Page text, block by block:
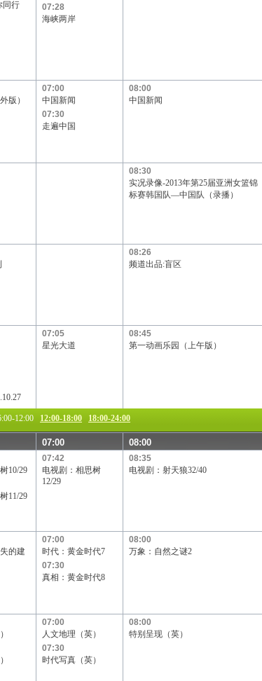
同行
07:28
海峡两岸
版）
07:00
中国新闻
07:30
走遍中国
08:00
中国新闻
08:30
实况录像-2013年第25届亚洲女篮锦
标赛韩国队—中国队（录播）
08:26
频道出品:盲区
07:05
星光大道
08:45
第一动画乐园（上午版）
12:00 12:00-18:00 18:00-24:00
07:00 08:00
10/29
11/29
07:42
电视剧：相思树
12/29
08:35
电视剧：射天狼32/40
的建
07:00
时代：黄金时代7
07:30
真相：黄金时代8
08:00
万象：自然之谜2
07:00
人文地理（英）
07:30
时代写真（英）
08:00
特别呈现（英）